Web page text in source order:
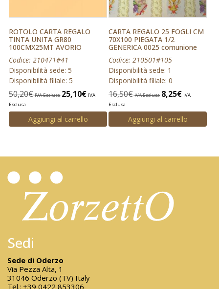
ROTOLO CARTA REGALO
TINTA UNITA GR80
100CMX25MT AVORIO
Codice: 210471#41
Disponibilità sede: 5
Disponibilità filiale: 5
50,20€ IVA Esclusa 25,10€ IVA
Esclusa
Aggiungi al carrello
CARTA REGALO 25 FOGLI CM
70X100 PIEGATA 1/2
GENERICA 0025 comunione
Codice: 210501#105
Disponibilità sede: 1
Disponibilità filiale: 0
16,50€ IVA Esclusa 8,25€ IVA
Esclusa
Aggiungi al carrello
Sedi
Sede di Oderzo
Via Pezza Alta, 1
31046 Oderzo (TV) Italy
Tel.: +39 0422 853306